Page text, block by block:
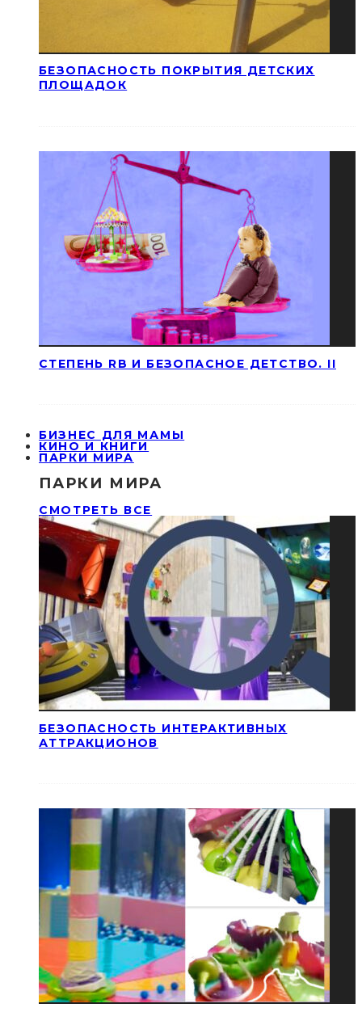
БЕЗОПАСНОСТЬ ПОКРЫТИЯ ДЕТСКИХ
ПЛОЩАДОК
СТЕПЕНЬ RB И БЕЗОПАСНОЕ ДЕТСТВО. II
БИЗНЕС ДЛЯ МАМЫ
КИНО И КНИГИ
ПАРКИ МИРА
ПАРКИ МИРА
СМОТРЕТЬ ВСЕ
БЕЗОПАСНОСТЬ ИНТЕРАКТИВНЫХ
АТТРАКЦИОНОВ